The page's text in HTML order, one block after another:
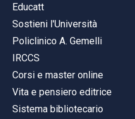
Educatt
Sostieni l'Università
Policlinico A. Gemelli
IRCCS
Corsi e master online
Vita e pensiero editrice
Sistema bibliotecario